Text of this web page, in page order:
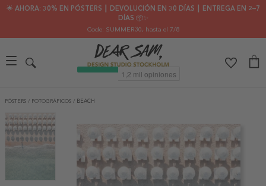
🌟 AHORA: 30% EN PÓSTERS ┃ DEVOLUCIÓN EN 30 DÍAS ┃ ENTREGA EN 2–7
DÍAS 📦✨
Code: SUMMER30, hasta el 7/8
PÓSTERS / FOTOGRÁFICOS / BEACH